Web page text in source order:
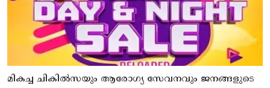
മികച്ച ചികില്‍സയും ആരോഗ്യ സേവനവും ജനങ്ങളുടെ